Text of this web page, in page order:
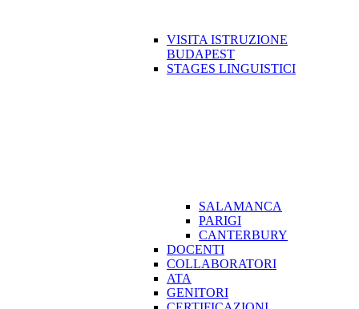
VISITA ISTRUZIONE
BUDAPEST
STAGES LINGUISTICI
SALAMANCA
PARIGI
CANTERBURY
DOCENTI
COLLABORATORI
ATA
GENITORI